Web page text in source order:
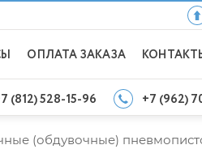
ОПЛАТА ЗАКАЗА
(812) 528-15-96 +7 (962)
(обдувочные)